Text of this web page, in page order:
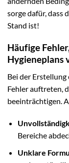
sorge dafür, dass
Stand ist!
Häufige
Hygieneplans
Bei der Erstellung
Fehler auftreten,
beeinträchtigen.
Bereiche
Unklare